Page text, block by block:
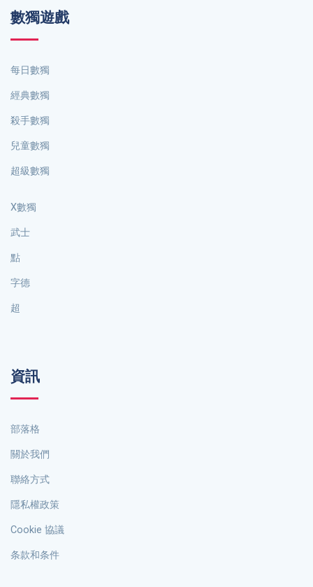
數獨遊戲
每日數獨
經典數獨
殺手數獨
兒童數獨
超級數獨
X數獨
武士
點
字德
超
資訊
部落格
關於我們
聯絡方式
隱私權政策
Cookie 協議
条款和条件